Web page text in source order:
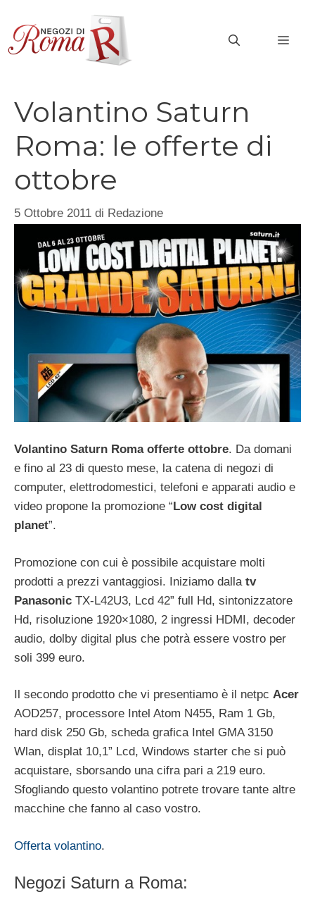
contenuto
Volantino Saturn
Roma: le offerte di
ottobre
5 Ottobre 2011 di Redazione
Volantino Saturn Roma offerte ottobre. Da domani
e fino al 23 di questo mese, la catena di negozi di
computer, elettrodomestici, telefoni e apparati audio e
video propone la promozione “Low cost digital
planet”.
Promozione con cui è possibile acquistare molti
prodotti a prezzi vantaggiosi. Iniziamo dalla tv
Panasonic TX-L42U3, Lcd 42” full Hd, sintonizzatore
Hd, risoluzione 1920×1080, 2 ingressi HDMI, decoder
audio, dolby digital plus che potrà essere vostro per
soli 399 euro.
Il secondo prodotto che vi presentiamo è il netpc Acer
AOD257, processore Intel Atom N455, Ram 1 Gb,
hard disk 250 Gb, scheda grafica Intel GMA 3150
Wlan, displat 10,1” Lcd, Windows starter che si può
acquistare, sborsando una cifra pari a 219 euro.
Sfogliando questo volantino potrete trovare tante altre
macchine che fanno al caso vostro.
Offerta volantino.
Negozi Saturn a Roma: